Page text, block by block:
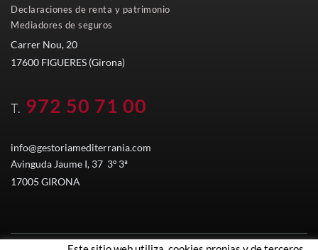
Declaraciones de renta y patrimonio
Mediadores de seguros
Carrer Nou, 20
17600 FIGUERES (Girona)
T. 972 50 71 00
info@gestoriamediterrania.com
Avinguda Jaume I, 37 3º 3ª
17005 GIRONA